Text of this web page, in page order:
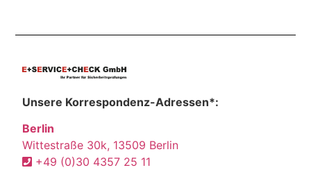
Unsere Korrespondenz-Adressen*:
Berlin
Wittestraße 30k, 13509 Berlin
+49 (0)30 4357 25 11